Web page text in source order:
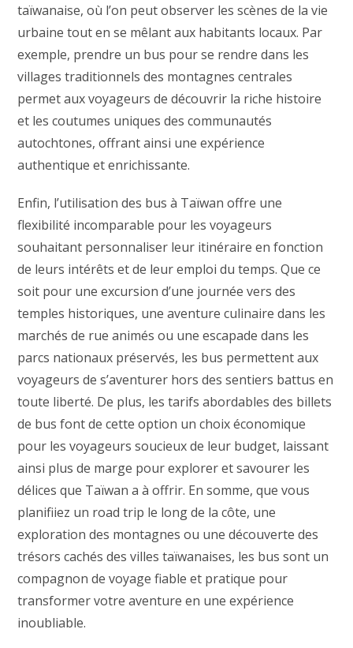
taïwanaise, où l’on peut observer les scènes de la vie
urbaine tout en se mêlant aux habitants locaux. Par
exemple, prendre un bus pour se rendre dans les
villages traditionnels des montagnes centrales
permet aux voyageurs de découvrir la riche histoire
et les coutumes uniques des communautés
autochtones, offrant ainsi une expérience
authentique et enrichissante.
Enfin, l’utilisation des bus à Taïwan offre une
flexibilité incomparable pour les voyageurs
souhaitant personnaliser leur itinéraire en fonction
de leurs intérêts et de leur emploi du temps. Que ce
soit pour une excursion d’une journée vers des
temples historiques, une aventure culinaire dans les
marchés de rue animés ou une escapade dans les
parcs nationaux préservés, les bus permettent aux
voyageurs de s’aventurer hors des sentiers battus en
toute liberté. De plus, les tarifs abordables des billets
de bus font de cette option un choix économique
pour les voyageurs soucieux de leur budget, laissant
ainsi plus de marge pour explorer et savourer les
délices que Taïwan a à offrir. En somme, que vous
planifiiez un road trip le long de la côte, une
exploration des montagnes ou une découverte des
trésors cachés des villes taïwanaises, les bus sont un
compagnon de voyage fiable et pratique pour
transformer votre aventure en une expérience
inoubliable.